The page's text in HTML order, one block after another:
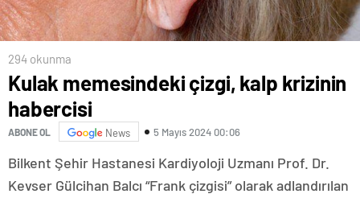
294 okunma
Kulak memesindeki çizgi, kalp krizinin
habercisi
ABONE OL News 5 Mayıs 2024 00:06
Bilkent Şehir Hastanesi Kardiyoloji Uzmanı Prof. Dr.
Kevser Gülcihan Balcı “Frank çizgisi” olarak adlandırılan